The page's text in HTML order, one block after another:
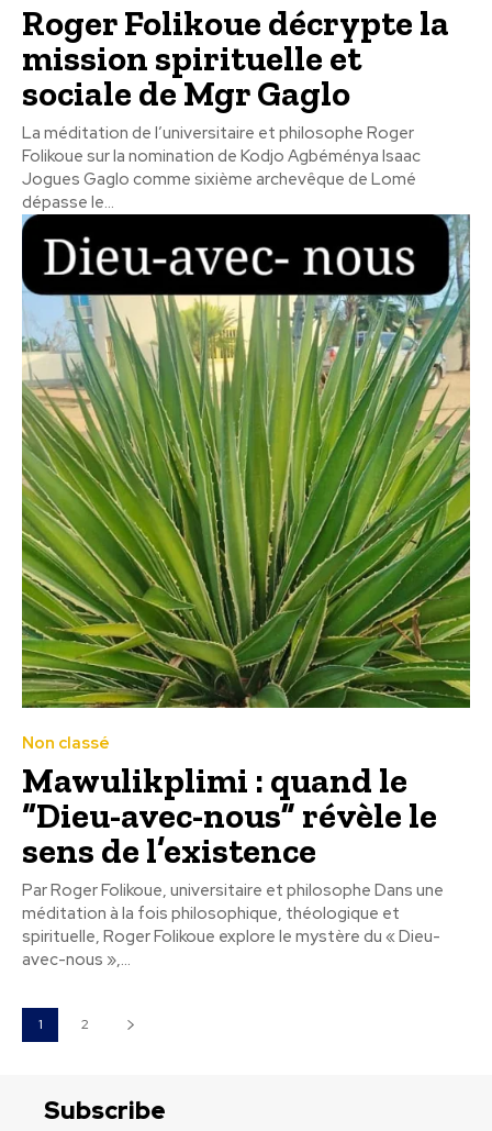
Roger Folikoue décrypte la
mission spirituelle et
sociale de Mgr Gaglo
La méditation de l’universitaire et philosophe Roger
Folikoue sur la nomination de Kodjo Agbéménya Isaac
Jogues Gaglo comme sixième archevêque de Lomé
dépasse le...
Non classé
Mawulikplimi : quand le
“Dieu-avec-nous” révèle le
sens de l’existence
Par Roger Folikoue, universitaire et philosophe Dans une
méditation à la fois philosophique, théologique et
spirituelle, Roger Folikoue explore le mystère du « Dieu-
avec-nous »,...
1 2
Subscribe